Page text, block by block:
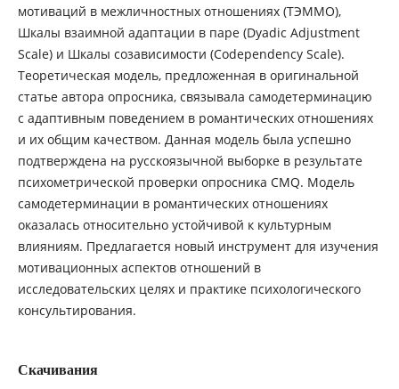
мотиваций в межличностных отношениях (ТЭММО),
Шкалы взаимной адаптации в паре (Dyadic Adjustment
Scale) и Шкалы созависимости (Codependency Scale).
Теоретическая модель, предложенная в оригинальной
статье автора опросника, связывала самодетерминацию
с адаптивным поведением в романтических отношениях
и их общим качеством. Данная модель была успешно
подтверждена на русскоязычной выборке в результате
психометрической проверки опросника CMQ. Модель
самодетерминации в романтических отношениях
оказалась относительно устойчивой к культурным
влияниям. Предлагается новый инструмент для изучения
мотивационных аспектов отношений в
исследовательских целях и практике психологического
консультирования.
Скачивания